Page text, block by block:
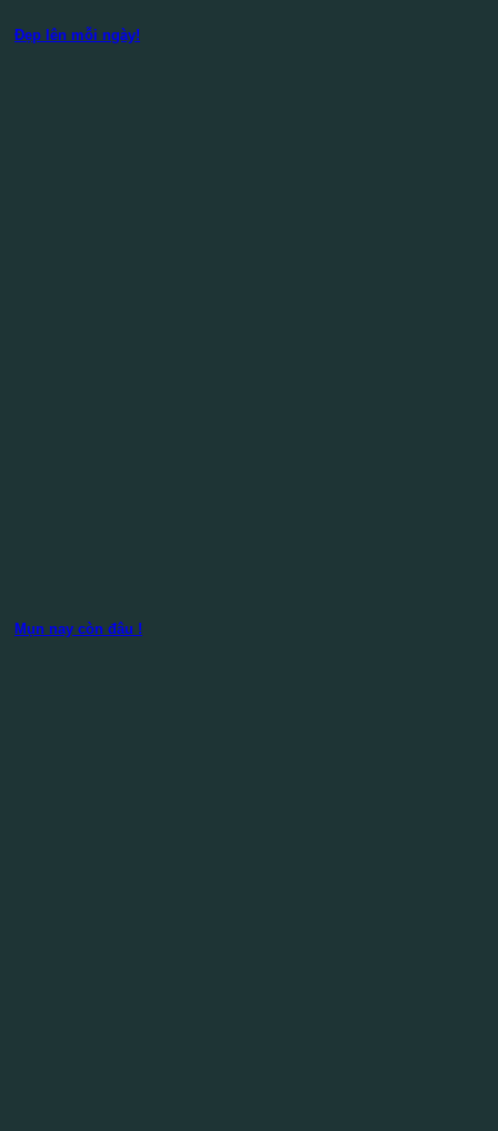
Đẹp lên mỗi ngày!
Mụn nay còn đâu !